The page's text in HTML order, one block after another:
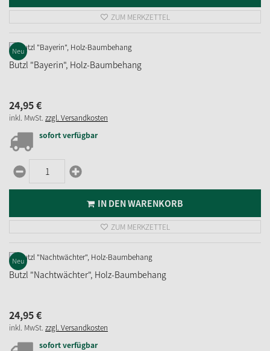
ZUM MERKZETTEL
Neu
Butzl "Bayerin", Holz-Baumbehang
24,95€
inkl. MwSt. zzgl. Versandkosten
sofort verfügbar
IN DEN WARENKORB
ZUM MERKZETTEL
Neu
Butzl "Nachtwächter", Holz-Baumbehang
24,95€
inkl. MwSt. zzgl. Versandkosten
sofort verfügbar